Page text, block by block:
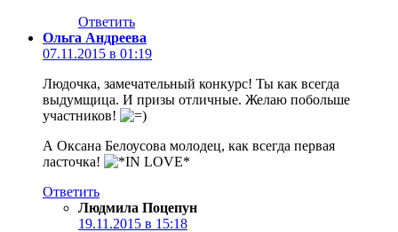
Ответить
Ольга Андреева
07.11.2015 в 01:19
Людочка, замечательный конкурс! Ты как всегда
выдумщица. И призы отличные. Желаю побольше
участников!
А Оксана Белоусова молодец, как всегда первая
ласточка!
Ответить
Людмила Поцепун
19.11.2015 в 15:18